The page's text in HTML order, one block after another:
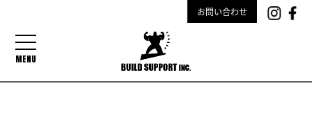
お問い合わせ
MENU